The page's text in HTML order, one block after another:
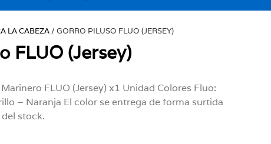
LA CABEZA/ GORRO PILUSO FLUO (JERSEY)
FLUO (Jersey)
FLUO (Jersey) x1 Unidad Colores Fluo:
– Naranja El color se entrega de forma surtida
stock.